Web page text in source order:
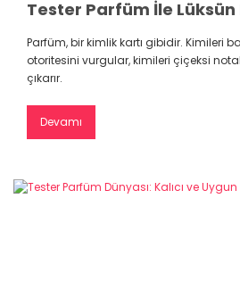
Parfüm, bir kimlik kartı gibidir. Kimileri
otoritesini vurgular, kimileri çiçeksi
çıkarır.
Devamı